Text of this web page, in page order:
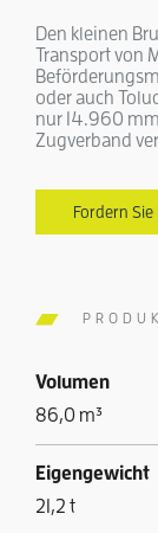
Den kleinen
Transport
oder auch
nur 14.960
Zugverband
Fordern
Volumen
86,0 m³
Eigengewicht
21,2 t